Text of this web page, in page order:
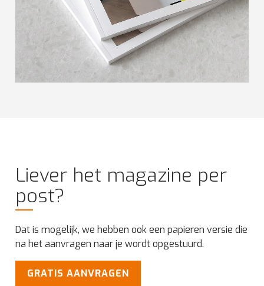
Liever het magazine per
post?
Dat is mogelijk, we hebben ook een papieren versie die
na het aanvragen naar je wordt opgestuurd.
GRATIS AANVRAGEN